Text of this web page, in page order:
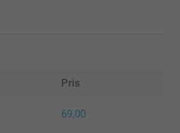
Pris
69,00